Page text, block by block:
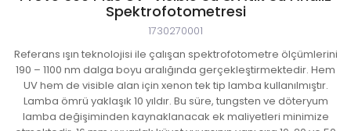
Spektrofotometresi
1730270001
Referans ışın teknolojisi ile çalışan spektrofotometre ölçümlerini
190 – 1100 nm dalga boyu aralığında gerçekleştirmektedir. Hem
UV hem de visible alan için xenon tek tip lamba kullanılmıştır.
Lamba ömrü yaklaşık 10 yıldır. Bu süre, tungsten ve döteryum
lamba değişiminden kaynaklanacak ek maliyetleri minimize